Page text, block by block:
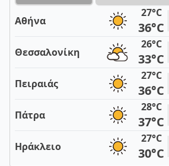
Αθήνα
27°C
36°C
Θεσσαλονίκη
26°C
33°C
Πειραιάς
27°C
36°C
Πάτρα
28°C
37°C
Ηράκλειο
27°C
30°C